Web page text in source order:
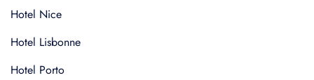
Hotel Nice
Hotel Lisbonne
Hotel Porto